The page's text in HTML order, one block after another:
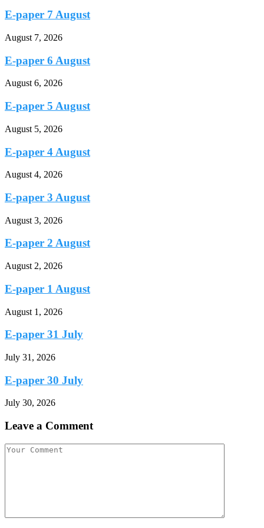
E-paper 7 August
August 7, 2026
E-paper 6 August
August 6, 2026
E-paper 5 August
August 5, 2026
E-paper 4 August
August 4, 2026
E-paper 3 August
August 3, 2026
E-paper 2 August
August 2, 2026
E-paper 1 August
August 1, 2026
E-paper 31 July
July 31, 2026
E-paper 30 July
July 30, 2026
Leave a Comment